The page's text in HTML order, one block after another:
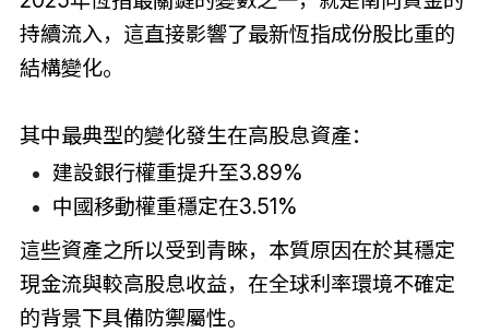
持續流入，這直接影響了最新恆指成份股比重的
結構變化。
其中最典型的變化發生在高股息資產：
建設銀行權重提升至3.89%
中國移動權重穩定在3.51%
這些資產之所以受到青睞，本質原因在於其穩定
現金流與較高股息收益，在全球利率環境不確定
的背景下具備防禦屬性。